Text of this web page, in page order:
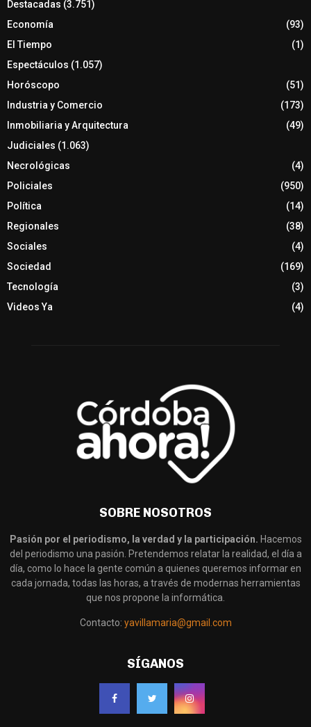
Destacadas (3.751)
Economía
(93)
El Tiempo
(1)
Espectáculos (1.057)
Horóscopo
(51)
Industria y Comercio
(173)
Inmobiliaria y Arquitectura
(49)
Judiciales (1.063)
Necrológicas
(4)
Policiales
(950)
Política
(14)
Regionales
(38)
Sociales
(4)
Sociedad
(169)
Tecnología
(3)
Videos Ya
(4)
SOBRE NOSOTROS
Pasión por el periodismo, la verdad y la participación. Hacemos
del periodismo una pasión. Pretendemos relatar la realidad, el día a
día, como lo hace la gente común a quienes queremos informar en
cada jornada, todas las horas, a través de modernas herramientas
que nos propone la informática.
Contacto: yavillamaria@gmail.com
SÍGANOS